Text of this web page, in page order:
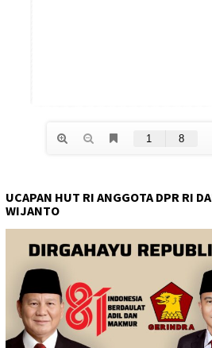
UCAPAN HUT RI ANGGOTA DPR RI
WIJANTO